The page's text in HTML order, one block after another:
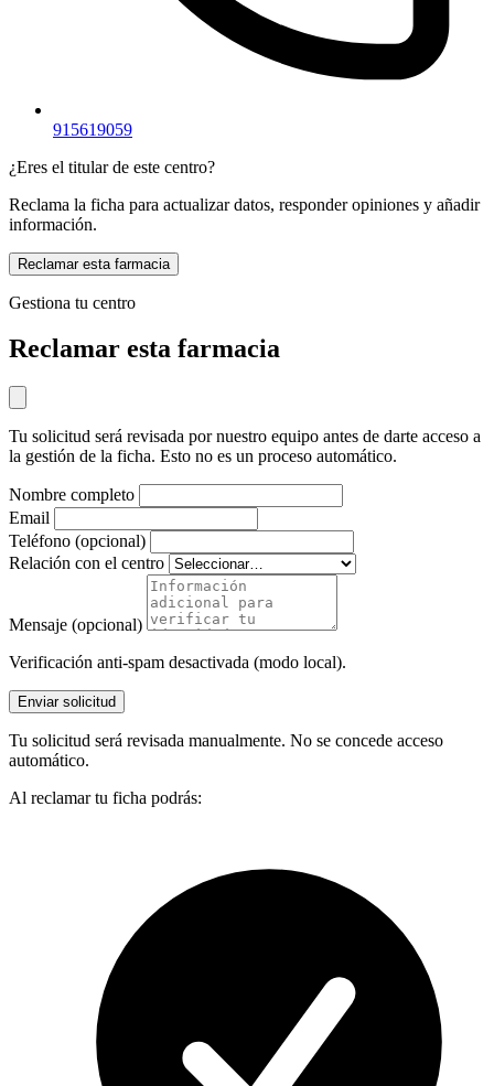
915619059
¿Eres el titular de este centro?
Reclama la ficha para actualizar datos, responder opiniones y añadir
información.
Reclamar esta farmacia
Gestiona tu centro
Reclamar esta farmacia
Tu solicitud será revisada por nuestro equipo antes de darte acceso a
la gestión de la ficha. Esto no es un proceso automático.
Nombre completo
Email
Teléfono (opcional)
Relación con el centro
Mensaje (opcional)
Verificación anti-spam desactivada (modo local).
Enviar solicitud
Tu solicitud será revisada manualmente. No se concede acceso
automático.
Al reclamar tu ficha podrás: